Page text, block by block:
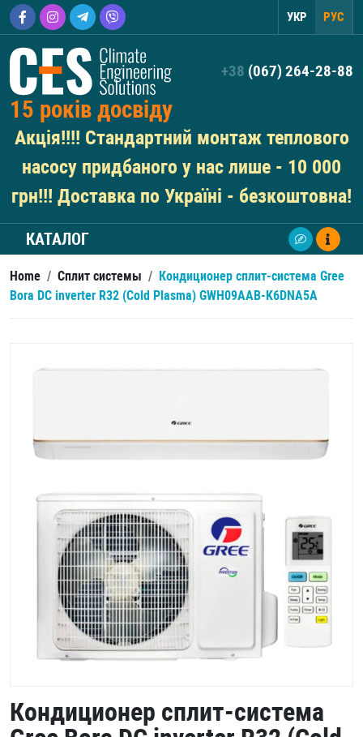
УКР РУС
+38 (067) 264-28-88
15 років досвіду
Акція!!!! Стандартний монтаж теплового
насосу придбаного у нас лише - 10 000
грн!!! Доставка по Україні - безкоштовна!
КАТАЛОГ
Home / Сплит системы / Кондиционер сплит-система Gree
Bora DC inverter R32 (Cold Plasma) GWH09AAB-K6DNA5A
Кондиционер сплит-система